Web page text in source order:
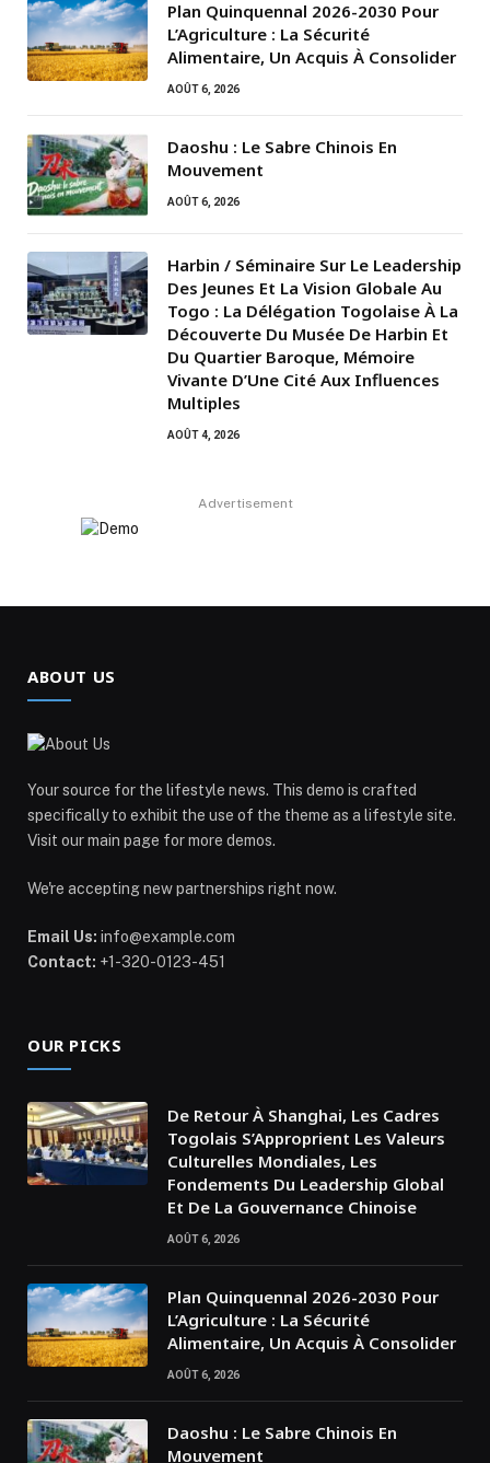
Plan Quinquennal 2026-2030 Pour
L’Agriculture : La Sécurité
Alimentaire, Un Acquis À Consolider
AOÛT 6, 2026
Daoshu : Le Sabre Chinois En
Mouvement
AOÛT 6, 2026
Harbin / Séminaire Sur Le Leadership
Des Jeunes Et La Vision Globale Au
Togo : La Délégation Togolaise À La
Découverte Du Musée De Harbin Et
Du Quartier Baroque, Mémoire
Vivante D’Une Cité Aux Influences
Multiples
AOÛT 4, 2026
Advertisement
ABOUT US
Your source for the lifestyle news. This demo is crafted
specifically to exhibit the use of the theme as a lifestyle site.
Visit our main page for more demos.
We're accepting new partnerships right now.
Email Us: info@example.com
Contact: +1-320-0123-451
OUR PICKS
De Retour À Shanghai, Les Cadres
Togolais S’Approprient Les Valeurs
Culturelles Mondiales, Les
Fondements Du Leadership Global
Et De La Gouvernance Chinoise
AOÛT 6, 2026
Plan Quinquennal 2026-2030 Pour
L’Agriculture : La Sécurité
Alimentaire, Un Acquis À Consolider
AOÛT 6, 2026
Daoshu : Le Sabre Chinois En
Mouvement